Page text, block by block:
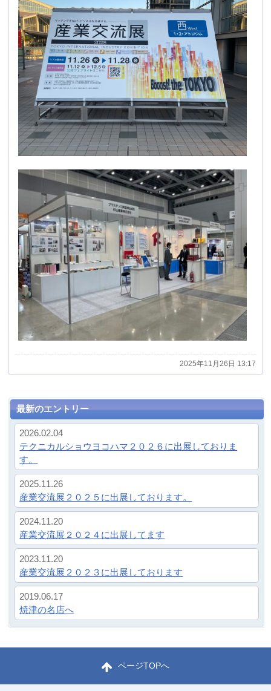
2025年11月26日 13:17
最新のエントリー
2026.02.04
テクニカルショウヨコハマ２０２６に出展しておりま
す。
2025.11.26
産業交流展２０２５に出展しております。
2024.11.20
産業交流展２０２４に出展してます
2023.11.20
産業交流展２０２３に出展しております
焼津の名店へ
ページTOPへ